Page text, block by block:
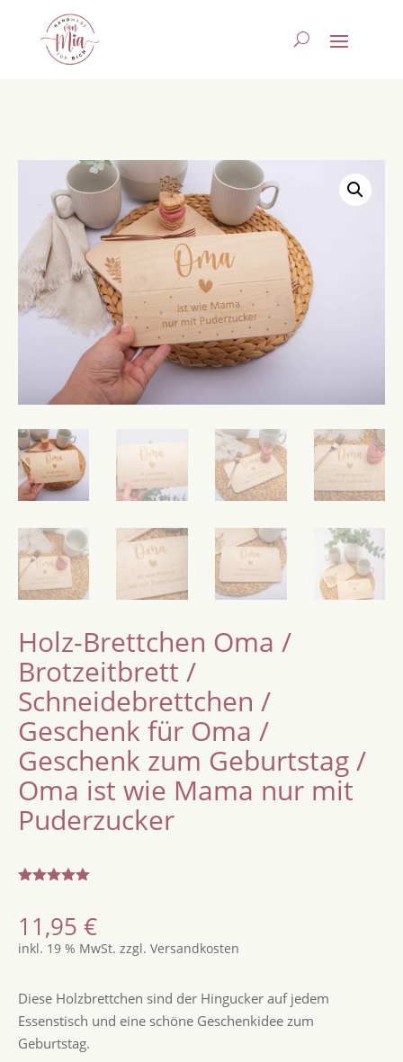
Holz-Brettchen Oma /
Brotzeitbrett /
Schneidebrettchen /
Geschenk für Oma /
Geschenk zum Geburtstag /
Oma ist wie Mama nur mit
Puderzucker
von 5,
basierend
auf
11,95 €
inkl. 19 % MwSt. zzgl. Versandkosten
Diese Holzbrettchen sind der Hingucker auf jedem
Essenstisch und eine schöne Geschenkidee zum
Geburtstag.